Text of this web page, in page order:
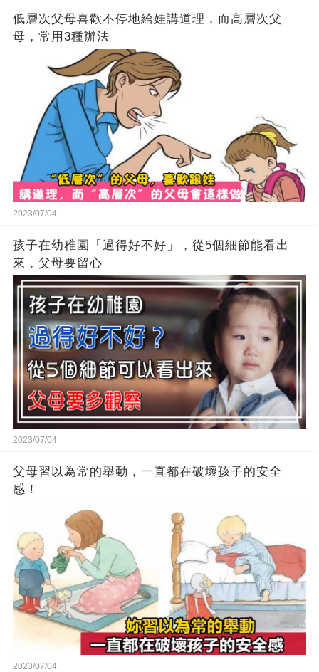
低層次父母喜歡不停地給娃講道理，而高層次父
母，常用3種辦法
2023/07/04
孩子在幼稚園「過得好不好」，從5個細節能看出
來，父母要留心
2023/07/04
父母習以為常的舉動，一直都在破壞孩子的安全
感！
2023/07/04